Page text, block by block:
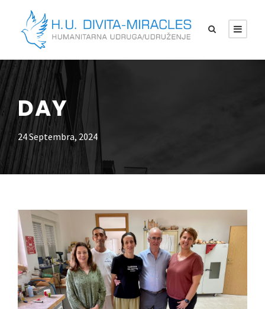
DAY
24 Septembra, 2024